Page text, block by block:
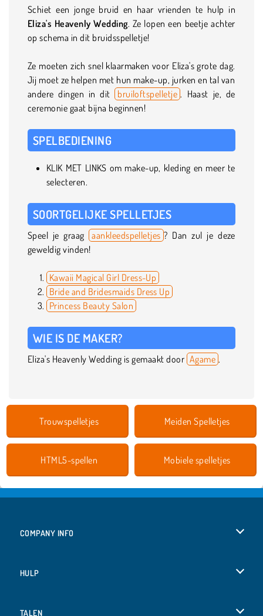
Schiet een jonge bruid en haar vrienden te hulp in
Eliza's Heavenly Wedding. Ze lopen een beetje achter
op schema in dit bruidsspelletje!
Ze moeten zich snel klaarmaken voor Eliza's grote dag.
Jij moet ze helpen met hun make-up, jurken en tal van
andere dingen in dit bruiloftspelletje . Haast je, de
ceremonie gaat bijna beginnen!
SPELBEDIENING
KLIK MET LINKS om make-up, kleding en meer te
selecteren.
SOORTGELIJKE SPELLETJES
Speel je graag aankleedspelletjes ? Dan zul je deze
geweldig vinden!
Kawaii Magical Girl Dress-Up
Bride and Bridesmaids Dress Up
Princess Beauty Salon
WIE IS DE MAKER?
Eliza's Heavenly Wedding is gemaakt door Agame .
Trouwspelletjes Meiden Spelletjes
HTML5-spellen Mobiele spelletjes
COMPANY INFO
HULP
TALEN